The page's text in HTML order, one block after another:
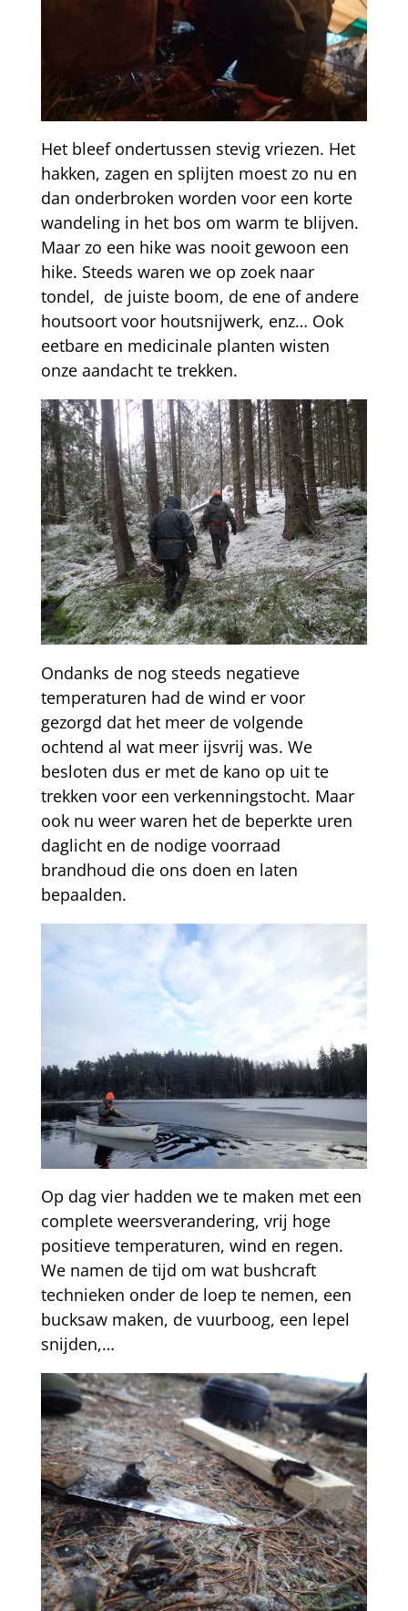
Het bleef ondertussen stevig vriezen. Het
hakken, zagen en splijten moest zo nu en
dan onderbroken worden voor een korte
wandeling in het bos om warm te blijven.
Maar zo een hike was nooit gewoon een
hike. Steeds waren we op zoek naar
tondel, de juiste boom, de ene of andere
houtsoort voor houtsnijwerk, enz… Ook
eetbare en medicinale planten wisten
onze aandacht te trekken.
Ondanks de nog steeds negatieve
temperaturen had de wind er voor
gezorgd dat het meer de volgende
ochtend al wat meer ijsvrij was. We
besloten dus er met de kano op uit te
trekken voor een verkenningstocht. Maar
ook nu weer waren het de beperkte uren
daglicht en de nodige voorraad
brandhoud die ons doen en laten
bepaalden.
Op dag vier hadden we te maken met een
complete weersverandering, vrij hoge
positieve temperaturen, wind en regen.
We namen de tijd om wat bushcraft
technieken onder de loep te nemen, een
bucksaw maken, de vuurboog, een lepel
snijden,…